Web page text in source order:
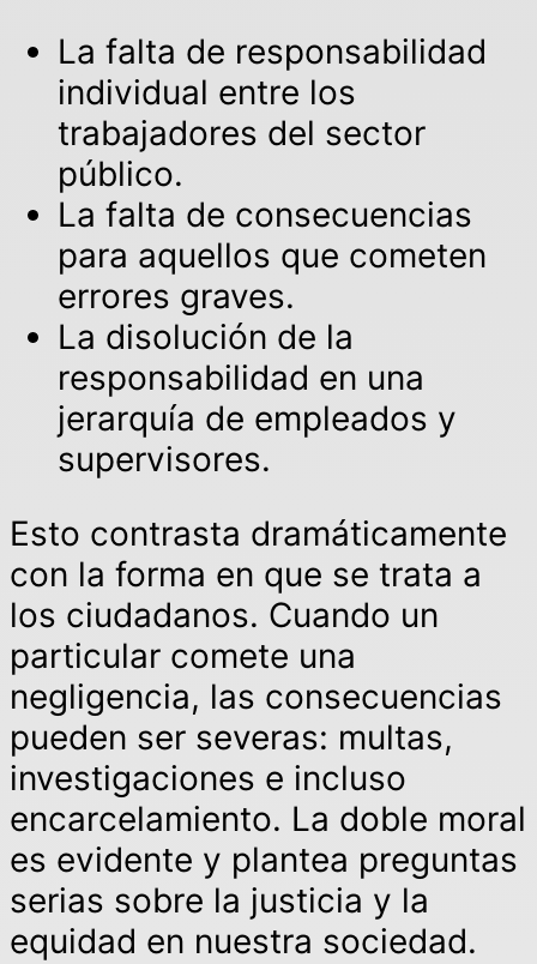
La falta de responsabilidad
individual entre los
trabajadores del sector
público.
La falta de consecuencias
para aquellos que cometen
errores graves.
La disolución de la
responsabilidad en una
jerarquía de empleados y
supervisores.
Esto contrasta dramáticamente
con la forma en que se trata a
los ciudadanos. Cuando un
particular comete una
negligencia, las consecuencias
pueden ser severas: multas,
investigaciones e incluso
encarcelamiento. La doble moral
es evidente y plantea preguntas
serias sobre la justicia y la
equidad en nuestra sociedad.